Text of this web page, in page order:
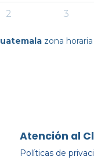
2 3
zona horaria
Atención al
Políticas de